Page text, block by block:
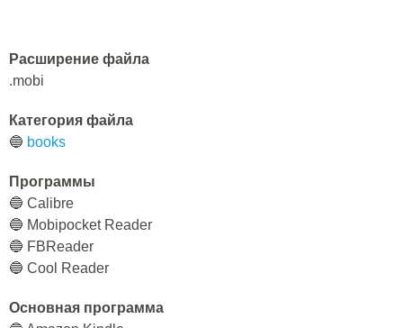
Расширение файла
.mobi
Категория файла
🔵 books
Программы
🔵 Calibre
🔵 Mobipocket Reader
🔵 FBReader
🔵 Cool Reader
Основная программа